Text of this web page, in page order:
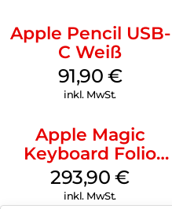
Apple Pencil USB-
C Weiß
91,90 €
inkl. MwSt.
Apple Magic
Keyboard Folio
iPad 10.9″ (10.Gen.)
Weiß
293,90€
inkl. MwSt.